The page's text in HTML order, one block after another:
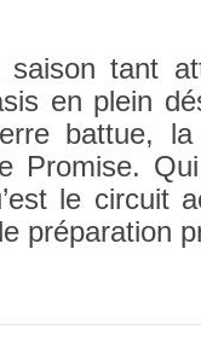
tant
en plein
bat­tue,
Pro­m­ise.
le cir­cuit
prépara­tion